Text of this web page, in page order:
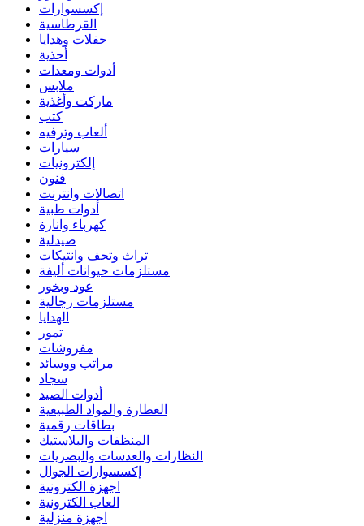
إكسسوارات
القرطاسية
حفلات وهدايا
أحذية
أدوات ومعدات
ملابس
ماركت وأغذية
كتب
ألعاب وترفيه
سيارات
إلكترونيات
فنون
اتصالات وانترنت
أدوات طبية
كهرباء وانارة
صيدلية
تراث وتحف وانتيكات
مستلزمات حيوانات أليفة
عود وبخور
مستلزمات رجالية
الهدايا
تمور
مفروشات
مراتب ووسائد
سجاد
أدوات الصيد
العطارة والمواد الطبيعية
بطاقات رقمية
المنظفات والبلاستيك
النظارات والعدسات والبصريات
إكسسوارات الجوال
اجهزة الكترونية
العاب الكترونية
اجهزة منزلية